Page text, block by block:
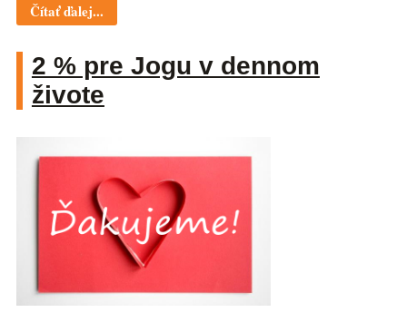
Čítať ďalej...
2 % pre Jogu v dennom
živote